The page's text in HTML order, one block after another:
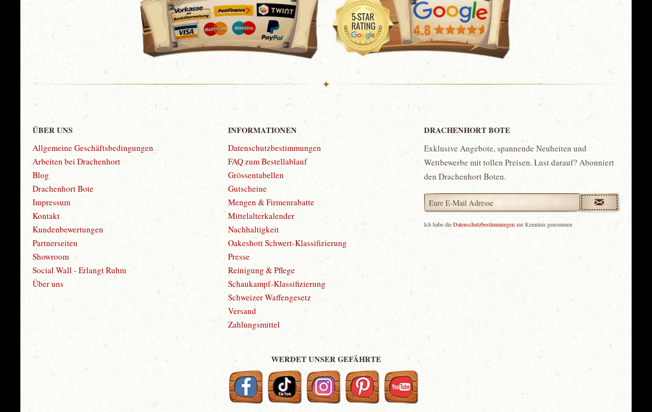
✦
ÜBER UNS
Allgemeine Geschäftsbedingungen
Arbeiten bei Drachenhort
Blog
Drachenhort Bote
Impressum
Kontakt
Kundenbewertungen
Partnerseiten
Showroom
Social Wall - Erlangt Ruhm
Über uns
INFORMATIONEN
Datenschutzbestimmungen
FAQ zum Bestellablauf
Grössentabellen
Gutscheine
Mengen & Firmenrabatte
Mittelalterkalender
Nachhaltigkeit
Oakeshott Schwert-Klassifizierung
Presse
Reinigung & Pflege
Schaukampf-Klassifizierung
Schweizer Waffengesetz
Versand
Zahlungsmittel
DRACHENHORT BOTE
Exklusive Angebote, spannende Neuheiten und
Wettbewerbe mit tollen Preisen. Lust darauf? Abonniert
den Drachenhort Boten.
Ich habe dieDatenschutzbestimmungen zur Kenntnis genommen
WERDET UNSER GEFÄHRTE